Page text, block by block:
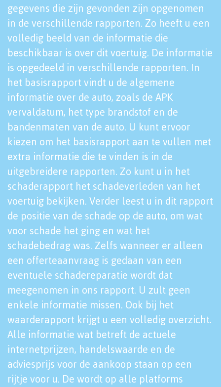
gegevens die zijn gevonden zijn opgenomen
in de verschillende rapporten. Zo heeft u een
volledig beeld van de informatie die
beschikbaar is over dit voertuig. De informatie
is opgedeeld in verschillende rapporten. In
het basisrapport vindt u de algemene
informatie over de auto, zoals de APK
vervaldatum, het type brandstof en de
bandenmaten van de auto. U kunt ervoor
kiezen om het basisrapport aan te vullen met
extra informatie die te vinden is in de
uitgebreidere rapporten. Zo kunt u in het
schaderapport het schadeverleden van het
voertuig bekijken. Verder leest u in dit rapport
de positie van de schade op de auto, om wat
voor schade het ging en wat het
schadebedrag was. Zelfs wanneer er alleen
een offerteaanvraag is gedaan van een
eventuele schadereparatie wordt dat
meegenomen in ons rapport. U zult geen
enkele informatie missen. Ook bij het
waarderapport krijgt u een volledig overzicht.
Alle informatie wat betreft de actuele
internetprijzen, handelswaarde en de
adviesprijs voor de aankoop staan op een
rijtje voor u. De wordt op alle platforms